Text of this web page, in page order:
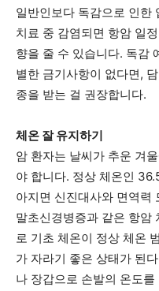
일반인보다 독감으로 인한
치료 중 감염되면 항암 일
향을 줄 수 있습니다. 독감
별한 금기사항이 없다면,
종을 받는 걸 권장합니다.
체온 잘 유지하기
암 환자는 날씨가 추운 겨
야 합니다. 정상 체온인
아지면 신진대사와 면역력
말초신경병증과 같은 항암
로 기초 체온이 정상 체온
가 자라기 좋은 상태가 된
나 장갑으로 손발의 온도